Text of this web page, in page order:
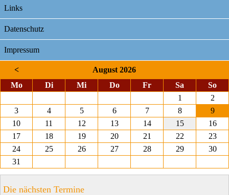
Links
Datenschutz
Impressum
<
August 2026
Montag Dienstag Mittwoch Donnerstag
Freitag Sa So
1
2
3
4 5 6 7 8
9
10
11 12 13 14 15
16
17
18 19 20 21 22
23
24
25 26 27 28 29
30
31
Die nächsten Termine